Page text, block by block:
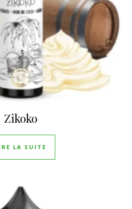
Zikoko
LA SUITE